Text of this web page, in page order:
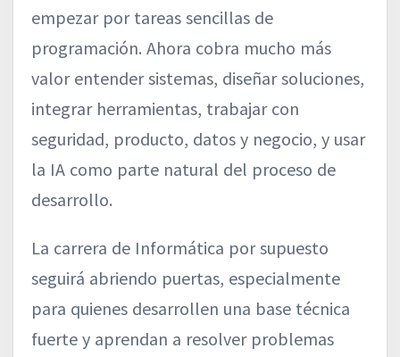
empezar por tareas sencillas de
programación. Ahora cobra mucho más
valor entender sistemas, diseñar soluciones,
integrar herramientas, trabajar con
seguridad, producto, datos y negocio, y usar
la IA como parte natural del proceso de
desarrollo.
La carrera de Informática por supuesto
seguirá abriendo puertas, especialmente
para quienes desarrollen una base técnica
fuerte y aprendan a resolver problemas